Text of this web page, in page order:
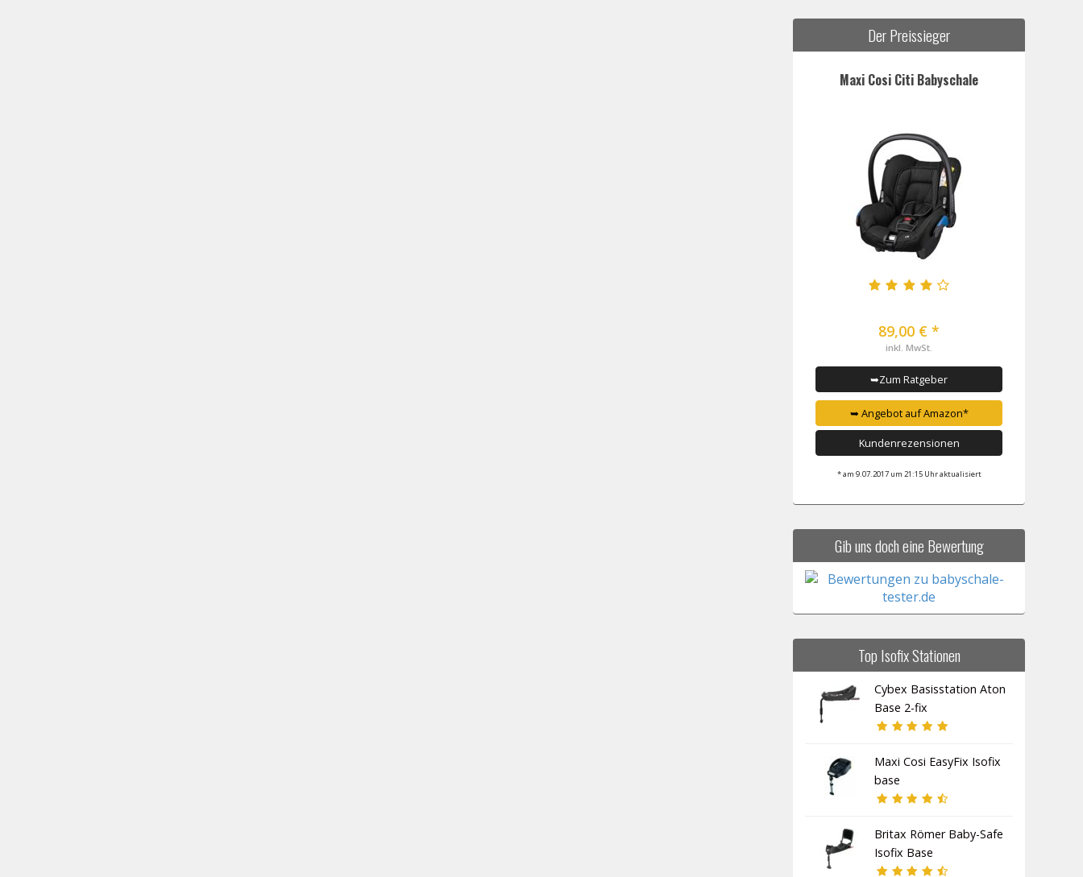
Der Preissieger
Maxi Cosi Citi Babyschale
89,00 € *
inkl. MwSt.
➥Zum Ratgeber
➥ Angebot auf Amazon*
Kundenrezensionen
* am 9.07.2017 um 21:15 Uhr aktualisiert
Gib uns doch eine Bewertung
Top Isofix Stationen
Cybex Basisstation Aton
Base 2-fix
Maxi Cosi EasyFix Isofix
base
Britax Römer Baby-Safe
Isofix Base